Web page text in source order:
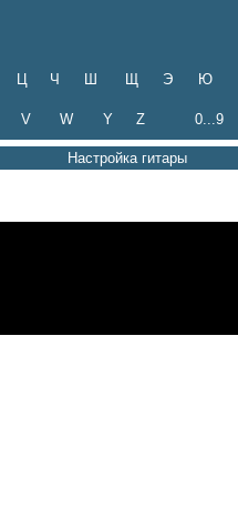
Ц Ч Ш Щ Э Ю
V W Y Z 0...9
Настройка гитары